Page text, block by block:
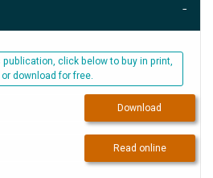
click below to buy in print,
download for free.
Download
Read online